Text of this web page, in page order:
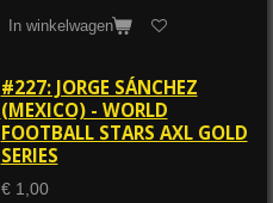
In winkelwagen
#227: JORGE SÁNCHEZ
(MEXICO) - WORLD
FOOTBALL STARS AXL GOLD
SERIES
€ 1,00